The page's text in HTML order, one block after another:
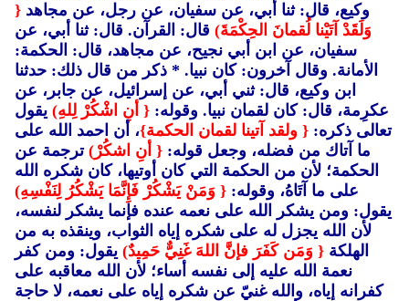
وكيع، قال: ثنا أبي، عن سفيان، عن رجل، عن مجاهد {
وَلَقَدْ آتَيْنا لُقمانَ الحِكْمَةَ) قال: القرآن. قال: ثنا أبي، عن
سفيان، عن ابن أبي نجيح، عن مجاهد، قال: الحكمة:
الأمانة. وقال آخرون: كان نبيا. * ذكر من قال ذلك: حدثنا
ابن وكيع، قال: ثني أبي، عن إسرائيل، عن جابر، عن
عكرِمة، قال: كان لقمان نبيا. وقوله: { أنِ اشْكُرْ لِلهِ) يقول
تعالى ذكره: { ولقد آتينا لقمان الحكمة}، أن احمد الله على
ما آتاك من فضله، وجعل قوله: { أنِ اشكُرْ) ترجمة عن
الحكمة؛ لأن من الحكمة التي كان أوتيها، كان شكره الله
على ما آتَاهُ، وقوله: { وَمَنْ يَشْكُرْ فَإِنَّمَا يَشْكُرُ لِنَفْسِهِ)
يقول: ومن يشكر الله على نعمه عنده فإنما يشكر لنفسه،
لأن الله يجزل له على شكره إياه الثواب، وينقذه به من
الهلكة { وَمَن كَفَرَ فإنَّ اللهَ غَنِيٌّ حَمِيدٌ) يقول: ومن كفر
نعمة الله عليه إلى نفسه أساء؛ لأن الله معاقبه على
كفرانه إياه، والله غنيّ عن شكره إياه على نعمه، لا حاجة